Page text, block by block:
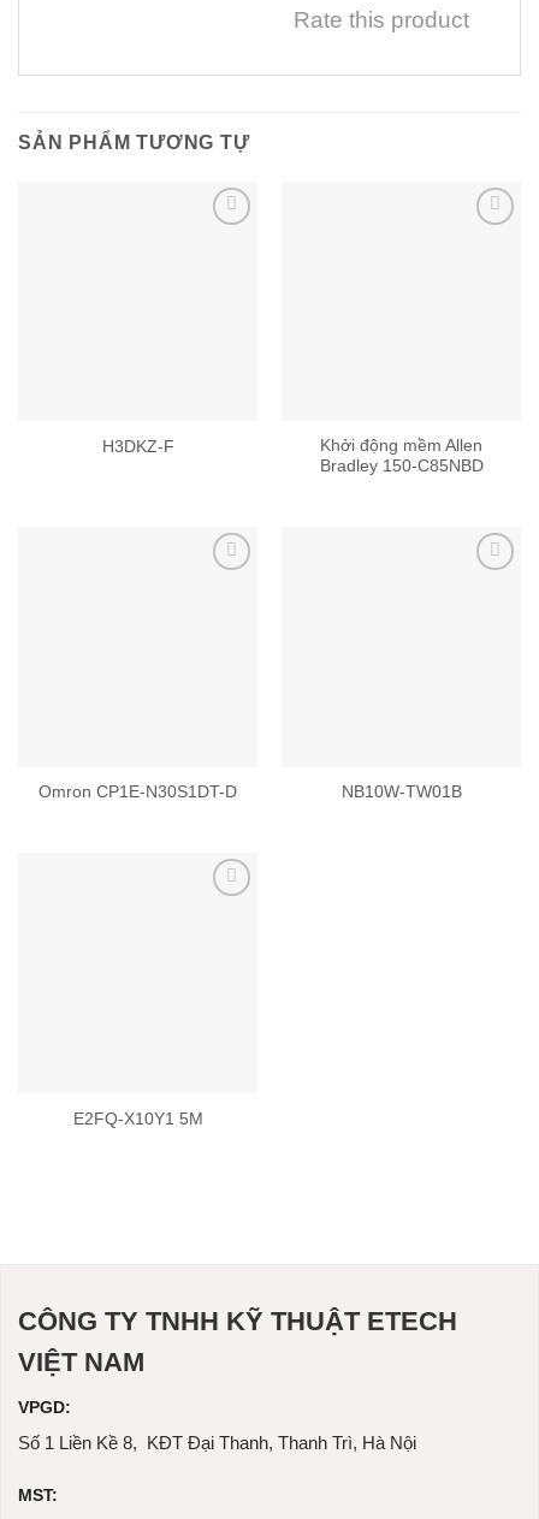
Rate this product
SẢN PHẨM TƯƠNG TỰ
H3DKZ-F
Khởi động mềm Allen
Bradley 150-C85NBD
Omron CP1E-N30S1DT-D NB10W-TW01B
E2FQ-X10Y1 5M
CÔNG TY TNHH KỸ THUẬT ETECH
VIỆT NAM
VPGD:
Số 1 Liền Kề 8, KĐT Đại Thanh, Thanh Trì, Hà Nội
MST: